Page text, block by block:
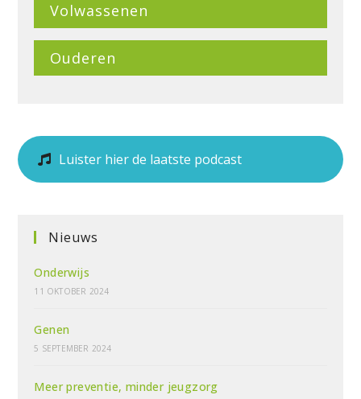
Volwassenen
Ouderen
Luister hier de laatste podcast
Nieuws
Onderwijs
11 OKTOBER 2024
Genen
5 SEPTEMBER 2024
Meer preventie, minder jeugzorg